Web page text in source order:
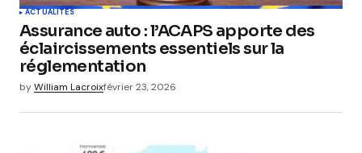
ACTUALITÉS
Assurance auto : l’ACAPS apporte des
éclaircissements essentiels sur la
réglementation
byWilliam Lacroixfévrier 23, 2026